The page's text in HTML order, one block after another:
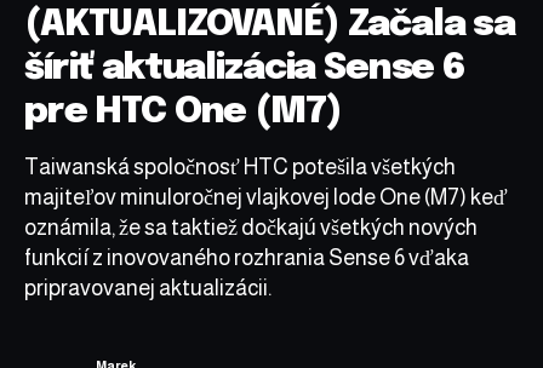
(AKTUALIZOVANÉ) Začala sa
šíriť aktualizácia Sense 6
pre HTC One (M7)
Taiwanská spoločnosť HTC potešila všetkých
majiteľov minuloročnej vlajkovej lode One (M7) keď
oznámila, že sa taktiež dočkajú všetkých nových
funkcií z inovovaného rozhrania Sense 6 vďaka
pripravovanej aktualizácii.